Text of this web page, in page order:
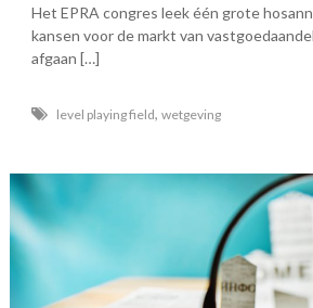
Het EPRA congres leek één grote
kansen voor de markt van
afgaan […]
level playing field, wetgeving